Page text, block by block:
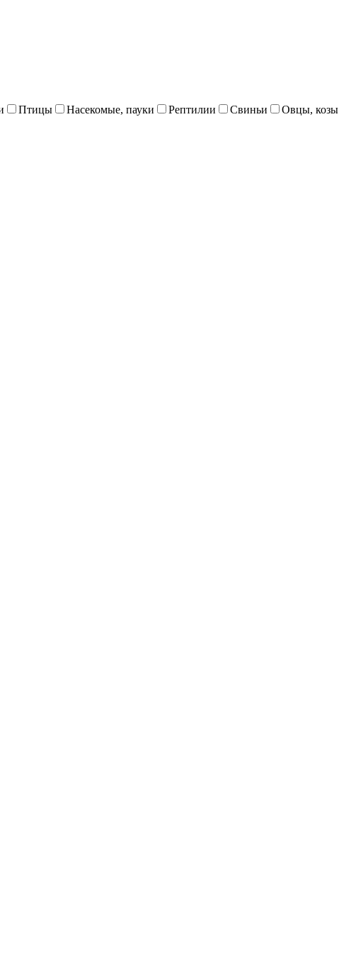
Птицы Насекомые, пауки Рептилии Свиньи Овцы, козы